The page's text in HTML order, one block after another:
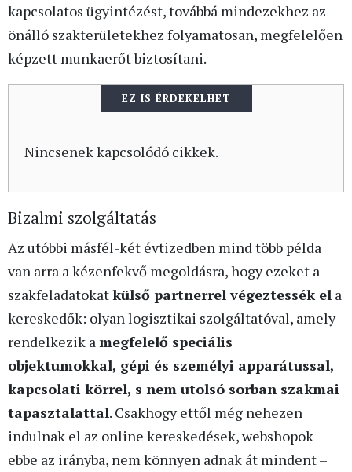
kapcsolatos ügyintézést, továbbá mindezekhez az
önálló szakterületekhez folyamatosan, megfelelően
képzett munkaerőt biztosítani.
EZ IS ÉRDEKELHET
Nincsenek kapcsolódó cikkek.
Bizalmi szolgáltatás
Az utóbbi másfél-két évtizedben mind több példa
van arra a kézenfekvő megoldásra, hogy ezeket a
szakfeladatokatkülső partnerrel végeztessék el a
kereskedők: olyan logisztikai szolgáltatóval, amely
rendelkezik amegfelelő speciális
objektumokkal, gépi és személyi apparátussal,
kapcsolati körrel, s nem utolsó sorban szakmai
tapasztalattal. Csakhogy ettől még nehezen
indulnak el az online kereskedések, webshopok
ebbe az irányba, nem könnyen adnak át mindent –